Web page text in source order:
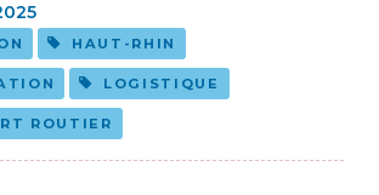
HAUT-RHIN
LOGISTIQUE
ROUTIER